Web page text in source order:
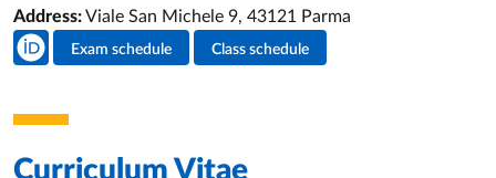
Address:Viale San Michele 9, 43121 Parma
Teacher's social media
Exam schedule Class schedule
Curriculum Vitae